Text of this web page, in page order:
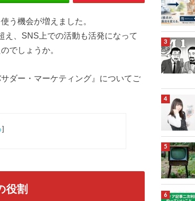
う機会が増えました。
え、SNS上での活動も活発になって
でしょうか。
ダー・マーケティング』についてご
]
役割